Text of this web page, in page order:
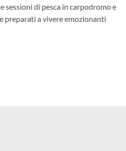
sessioni di pesca in carpodromo e
preparati a vivere emozionanti